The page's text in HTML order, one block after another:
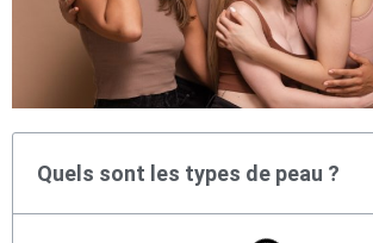
Quels sont les types de peau ?